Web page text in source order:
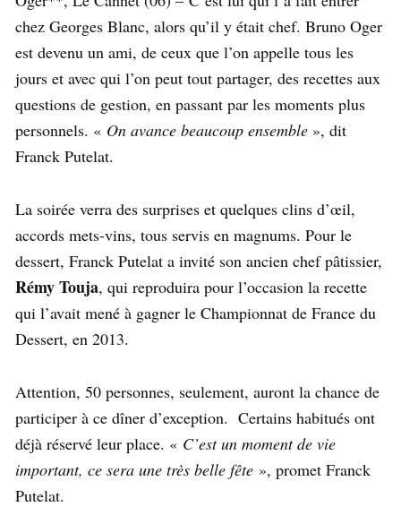
chez Georges Blanc, alors qu’il y était chef. Bruno Oger
est devenu un ami, de ceux que l’on appelle tous les
jours et avec qui l’on peut tout partager, des recettes aux
questions de gestion, en passant par les moments plus
personnels. « On avance beaucoup ensemble », dit
Franck Putelat.
La soirée verra des surprises et quelques clins d’œil,
accords mets-vins, tous servis en magnums. Pour le
dessert, Franck Putelat a invité son ancien chef pâtissier,
Rémy Touja, qui reproduira pour l’occasion la recette
qui l’avait mené à gagner le Championnat de France du
Dessert, en 2013.
Attention, 50 personnes, seulement, auront la chance de
participer à ce dîner d’exception. Certains habitués ont
déjà réservé leur place. « C’est un moment de vie
important, ce sera une très belle fête », promet Franck
Putelat.